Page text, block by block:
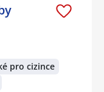
pro cizince